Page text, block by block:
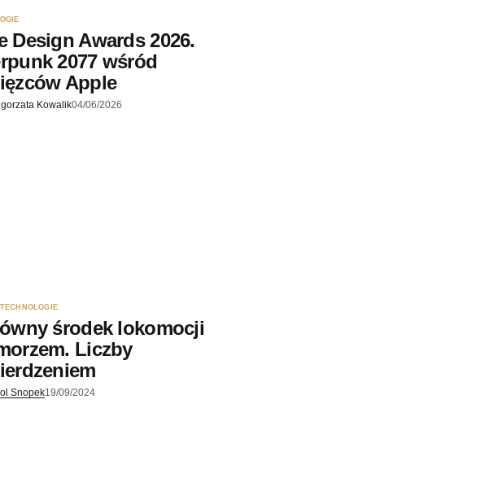
Design Awards 2026.
2077 wśród
Apple
Kowalik04/06/2026
TECHNOLOGIE
środek lokomocji
Liczby
Snopek19/09/2024